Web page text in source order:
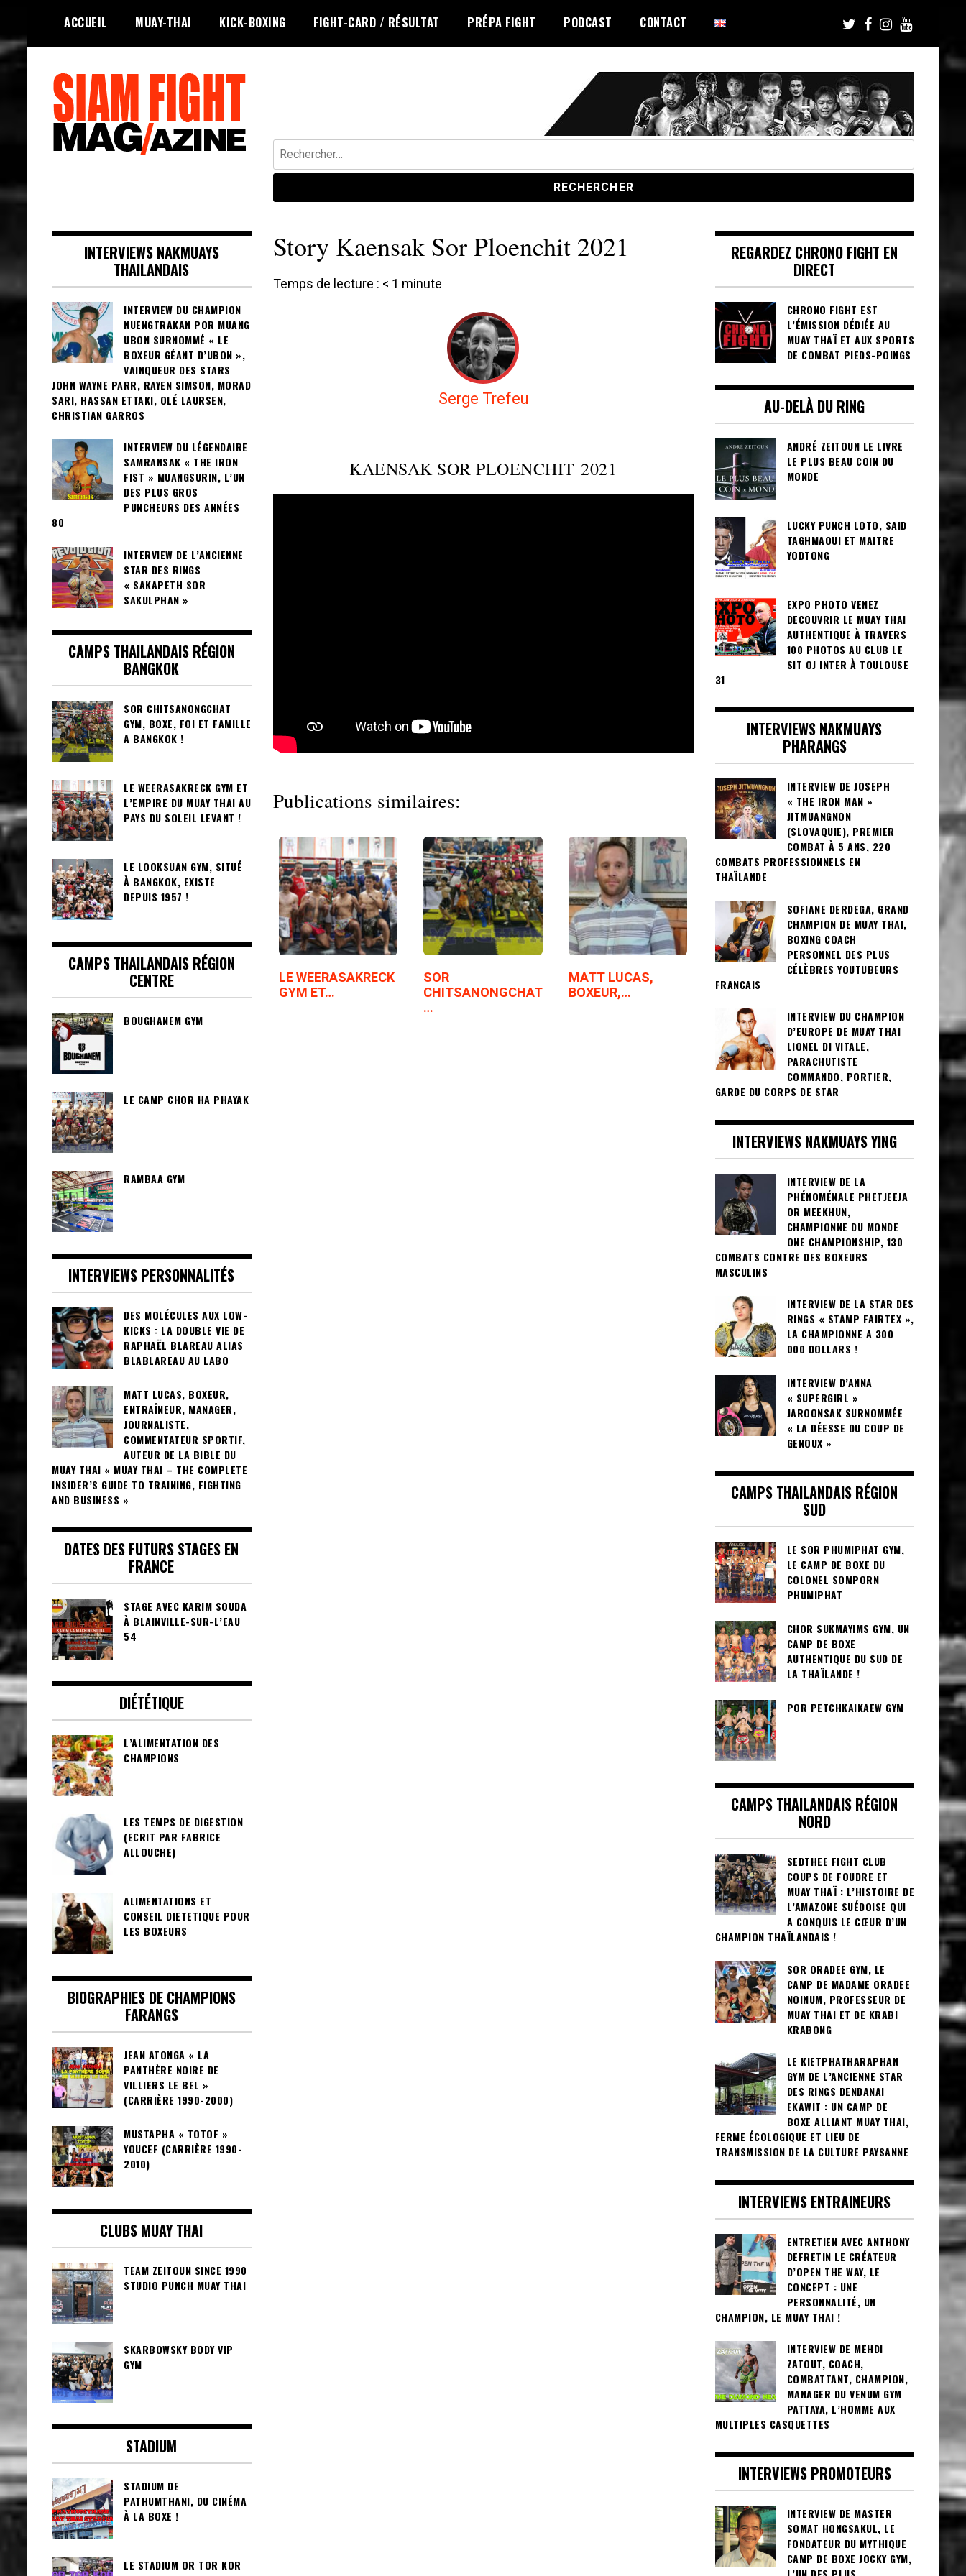
content
ACCUEIL MUAY-THAI KICK-BOXING FIGHT-CARD / RÉSULTAT PRÉPA FIGHT PODCAST CONTACT
Rechercher :
Story Kaensak Sor Ploenchit 2021
Temps de lecture : < 1 minute
Serge Trefeu
KAENSAK SOR PLOENCHIT 2021
Publications similaires:
LE WEERASAKRECK
GYM ET…
SOR
CHITSANONGCHAT
…
MATT LUCAS,
BOXEUR,…
INTERVIEWS NAKMUAYS
THAILANDAIS
INTERVIEW DU CHAMPION
NUENGTRAKAN POR MUANG
UBON SURNOMMÉ « LE
BOXEUR GÉANT D’UBON »,
VAINQUEUR DES STARS
JOHN WAYNE PARR, RAYEN SIMSON, MORAD
SARI, HASSAN ETTAKI, OLÉ LAURSEN,
CHRISTIAN GARROS
INTERVIEW DU LÉGENDAIRE
SAMRANSAK « THE IRON
FIST » MUANGSURIN, L’UN
DES PLUS GROS
PUNCHEURS DES ANNÉES
80
INTERVIEW DE L’ANCIENNE
STAR DES RINGS
« SAKAPETH SOR
SAKULPHAN »
CAMPS THAILANDAIS RÉGION
BANGKOK
SOR CHITSANONGCHAT
GYM, BOXE, FOI ET FAMILLE
A BANGKOK !
LE WEERASAKRECK GYM ET
L’EMPIRE DU MUAY THAI AU
PAYS DU SOLEIL LEVANT !
LE LOOKSUAN GYM, SITUÉ
À BANGKOK, EXISTE
DEPUIS 1957 !
CAMPS THAILANDAIS RÉGION
CENTRE
BOUGHANEM GYM
LE CAMP CHOR HA PHAYAK
RAMBAA GYM
INTERVIEWS PERSONNALITÉS
DES MOLÉCULES AUX LOW-
KICKS : LA DOUBLE VIE DE
RAPHAËL BLAREAU ALIAS
BLABLAREAU AU LABO
MATT LUCAS, BOXEUR,
ENTRAÎNEUR, MANAGER,
JOURNALISTE,
COMMENTATEUR SPORTIF,
AUTEUR DE LA BIBLE DU
MUAY THAI « MUAY THAI – THE COMPLETE
INSIDER’S GUIDE TO TRAINING, FIGHTING
AND BUSINESS »
DATES DES FUTURS STAGES EN
FRANCE
STAGE AVEC KARIM SOUDA
À BLAINVILLE-SUR-L’EAU
54
DIÉTÉTIQUE
L’ALIMENTATION DES
CHAMPIONS
LES TEMPS DE DIGESTION
(ECRIT PAR FABRICE
ALLOUCHE)
ALIMENTATIONS ET
CONSEIL DIETETIQUE POUR
LES BOXEURS
BIOGRAPHIES DE CHAMPIONS
FARANGS
JEAN ATONGA « LA
PANTHÈRE NOIRE DE
VILLIERS LE BEL »
(CARRIÈRE 1990-2000)
MUSTAPHA « TOTOF »
YOUCEF (CARRIÈRE 1990-
2010)
CLUBS MUAY THAI
TEAM ZEITOUN SINCE 1990
STUDIO PUNCH MUAY THAI
SKARBOWSKY BODY VIP
GYM
STADIUM
STADIUM DE
PATHUMTHANI, DU CINÉMA
À LA BOXE !
LE STADIUM OR TOR KOR
REGARDEZ CHRONO FIGHT EN
DIRECT
CHRONO FIGHT EST
L’ÉMISSION DÉDIÉE AU
MUAY THAÏ ET AUX SPORTS
DE COMBAT PIEDS-POINGS
AU-DELÀ DU RING
ANDRÉ ZEITOUN LE LIVRE
LE PLUS BEAU COIN DU
MONDE
LUCKY PUNCH LOTO, SAID
TAGHMAOUI ET MAITRE
YODTONG
EXPO PHOTO VENEZ
DECOUVRIR LE MUAY THAI
AUTHENTIQUE À TRAVERS
100 PHOTOS AU CLUB LE
SIT OJ INTER À TOULOUSE
31
INTERVIEWS NAKMUAYS
PHARANGS
INTERVIEW DE JOSEPH
« THE IRON MAN »
JITMUANGNON
(SLOVAQUIE), PREMIER
COMBAT À 5 ANS, 220
COMBATS PROFESSIONNELS EN
THAÏLANDE
SOFIANE DERDEGA, GRAND
CHAMPION DE MUAY THAI,
BOXING COACH
PERSONNEL DES PLUS
CÉLÈBRES YOUTUBEURS
FRANCAIS
INTERVIEW DU CHAMPION
D’EUROPE DE MUAY THAI
LIONEL DI VITALE,
PARACHUTISTE
COMMANDO, PORTIER,
GARDE DU CORPS DE STAR
INTERVIEWS NAKMUAYS YING
INTERVIEW DE LA
PHÉNOMÉNALE PHETJEEJA
OR MEEKHUN,
CHAMPIONNE DU MONDE
ONE CHAMPIONSHIP, 130
COMBATS CONTRE DES BOXEURS
MASCULINS
INTERVIEW DE LA STAR DES
RINGS « STAMP FAIRTEX »,
LA CHAMPIONNE A 300
000 DOLLARS !
INTERVIEW D’ANNA
« SUPERGIRL »
JAROONSAK SURNOMMÉE
« LA DÉESSE DU COUP DE
GENOUX »
CAMPS THAILANDAIS RÉGION
SUD
LE SOR PHUMIPHAT GYM,
LE CAMP DE BOXE DU
COLONEL SOMPORN
PHUMIPHAT
CHOR SUKMAYIMS GYM, UN
CAMP DE BOXE
AUTHENTIQUE DU SUD DE
LA THAÏLANDE !
POR PETCHKAIKAEW GYM
CAMPS THAILANDAIS RÉGION
NORD
SEDTHEE FIGHT CLUB
COUPS DE FOUDRE ET
MUAY THAÏ : L’HISTOIRE DE
L’AMAZONE SUÉDOISE QUI
A CONQUIS LE CŒUR D’UN
CHAMPION THAÏLANDAIS !
SOR ORADEE GYM, LE
CAMP DE MADAME ORADEE
NOINUM, PROFESSEUR DE
MUAY THAI ET DE KRABI
KRABONG
LE KIETPHATHARAPHAN
GYM DE L’ANCIENNE STAR
DES RINGS DENDANAI
EKAWIT : UN CAMP DE
BOXE ALLIANT MUAY THAI,
FERME ÉCOLOGIQUE ET LIEU DE
TRANSMISSION DE LA CULTURE PAYSANNE
INTERVIEWS ENTRAINEURS
ENTRETIEN AVEC ANTHONY
DEFRETIN LE CRÉATEUR
D’OPEN THE WAY, LE
CONCEPT : UNE
PERSONNALITÉ, UN
CHAMPION, LE MUAY THAI !
INTERVIEW DE MEHDI
ZATOUT, COACH,
COMBATTANT, CHAMPION,
MANAGER DU VENUM GYM
PATTAYA, L’HOMME AUX
MULTIPLES CASQUETTES
INTERVIEWS PROMOTEURS
INTERVIEW DE MASTER
SOMAT HONGSAKUL, LE
FONDATEUR DU MYTHIQUE
CAMP DE BOXE JOCKY GYM,